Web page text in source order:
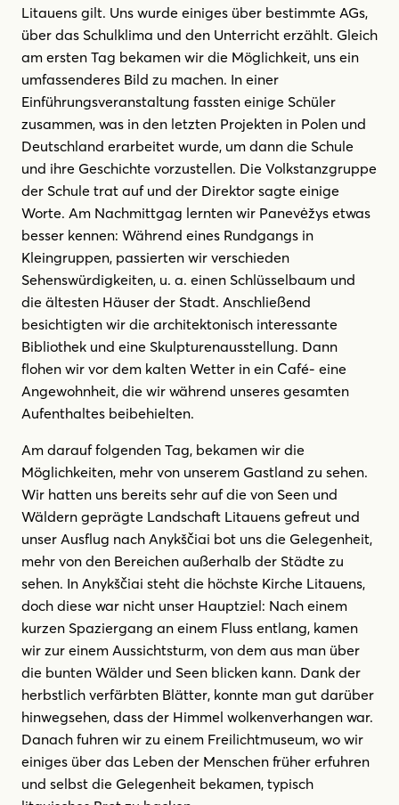
Litauens gilt. Uns wurde einiges über bestimmte AGs,
über das Schulklima und den Unterricht erzählt. Gleich
am ersten Tag bekamen wir die Möglichkeit, uns ein
umfassenderes Bild zu machen. In einer
Einführungsveranstaltung fassten einige Schüler
zusammen, was in den letzten Projekten in Polen und
Deutschland erarbeitet wurde, um dann die Schule
und ihre Geschichte vorzustellen. Die Volkstanzgruppe
der Schule trat auf und der Direktor sagte einige
Worte. Am Nachmittgag lernten wir Panevėžys etwas
besser kennen: Während eines Rundgangs in
Kleingruppen, passierten wir verschieden
Sehenswürdigkeiten, u. a. einen Schlüsselbaum und
die ältesten Häuser der Stadt. Anschließend
besichtigten wir die architektonisch interessante
Bibliothek und eine Skulpturenausstellung. Dann
flohen wir vor dem kalten Wetter in ein Café- eine
Angewohnheit, die wir während unseres gesamten
Aufenthaltes beibehielten.
Am darauf folgenden Tag, bekamen wir die
Möglichkeiten, mehr von unserem Gastland zu sehen.
Wir hatten uns bereits sehr auf die von Seen und
Wäldern geprägte Landschaft Litauens gefreut und
unser Ausflug nach Anykščiai bot uns die Gelegenheit,
mehr von den Bereichen außerhalb der Städte zu
sehen. In Anykščiai steht die höchste Kirche Litauens,
doch diese war nicht unser Hauptziel: Nach einem
kurzen Spaziergang an einem Fluss entlang, kamen
wir zur einem Aussichtsturm, von dem aus man über
die bunten Wälder und Seen blicken kann. Dank der
herbstlich verfärbten Blätter, konnte man gut darüber
hinwegsehen, dass der Himmel wolkenverhangen war.
Danach fuhren wir zu einem Freilichtmuseum, wo wir
einiges über das Leben der Menschen früher erfuhren
und selbst die Gelegenheit bekamen, typisch